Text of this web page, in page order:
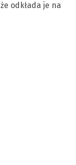
odkłada je na